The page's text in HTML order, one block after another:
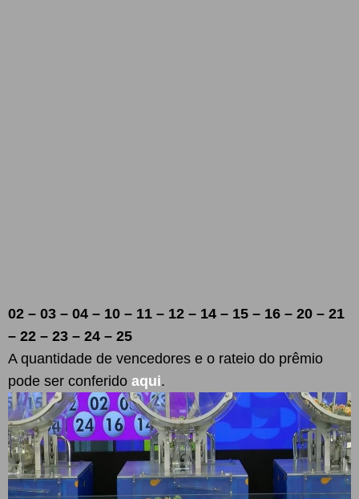
02 – 03 – 04 – 10 – 11 – 12 – 14 – 15 – 16 – 20 – 21
– 22 – 23 – 24 – 25
A quantidade de vencedores e o rateio do prêmio
pode ser conferido aqui.